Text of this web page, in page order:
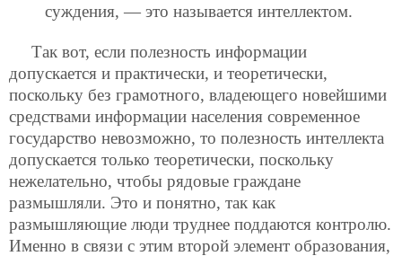
суждения, — это называется интеллектом.
Так вот, если полезность информации
допускается и практически, и теоретически,
поскольку без грамотного, владеющего новейшими
средствами информации населения современное
государство невозможно, то полезность интеллекта
допускается только теоретически, поскольку
нежелательно, чтобы рядовые граждане
размышляли. Это и понятно, так как
размышляющие люди труднее поддаются контролю.
Именно в связи с этим второй элемент образования,